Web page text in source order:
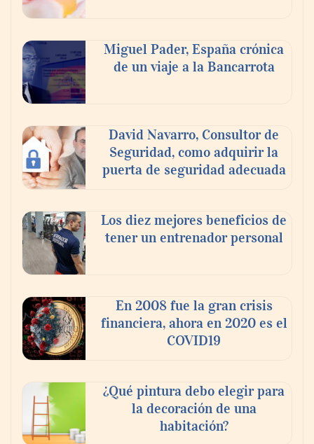
compromiso para el eclipse solar del 12 de
agosto
‘El ransomware se puede vencer. No
Ricardo Palacio Escobar
Miguel Pader, España crónica
de un viaje a la Bancarrota
David Navarro, Consultor de
Seguridad, como adquirir la
puerta de seguridad adecuada
Los diez mejores beneficios de
tener un entrenador personal
En 2008 fue la gran crisis
financiera, ahora en 2020 es el
COVID19
¿Qué pintura debo elegir para
la decoración de una
habitación?